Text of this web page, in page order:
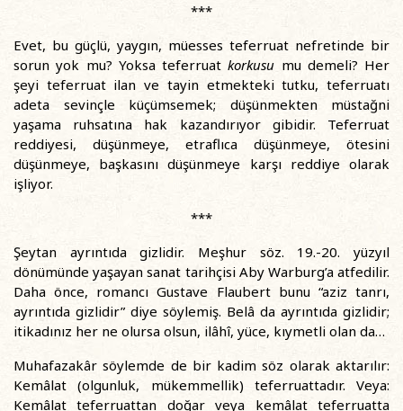
***
Evet, bu güçlü, yaygın, müesses teferruat nefretinde bir
sorun yok mu? Yoksa teferruatkorkusu mu demeli? Her
şeyi teferruat ilan ve tayin etmekteki tutku, teferruatı
adeta sevinçle küçümsemek; düşünmekten müstağni
yaşama ruhsatına hak kazandırıyor gibidir. Teferruat
reddiyesi, düşünmeye, etraflıca düşünmeye, ötesini
düşünmeye, başkasını düşünmeye karşı reddiye olarak
işliyor.
***
Şeytan ayrıntıda gizlidir. Meşhur söz. 19.-20. yüzyıl
dönümünde yaşayan sanat tarihçisi Aby Warburg’a atfedilir.
Daha önce, romancı Gustave Flaubert bunu “aziz tanrı,
ayrıntıda gizlidir” diye söylemiş. Belâ da ayrıntıda gizlidir;
itikadınız her ne olursa olsun, ilâhî, yüce, kıymetli olan da…
Muhafazakâr söylemde de bir kadim söz olarak aktarılır:
Kemâlat (olgunluk, mükemmellik) teferruattadır. Veya:
Kemâlat teferruattan doğar veya kemâlat teferruatta